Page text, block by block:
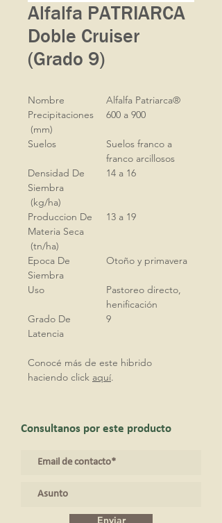
Alfalfa PATRIARCA
Doble Cruiser
(Grado 9)
Nombre
Alfalfa Patriarca®
Precipitaciones
(mm)
600 a 900
Suelos
Suelos franco a
franco arcillosos
Densidad De
Siembra
(kg/ha)
14 a 16
Produccion De
Materia Seca
(tn/ha)
13 a 19
Epoca De
Siembra
Otoño y primavera
Uso
Pastoreo directo,
henificación
Grado De
Latencia
9
Conocé más de este hibrido
haciendo click aquí.
Consultanos por este producto
Enviar